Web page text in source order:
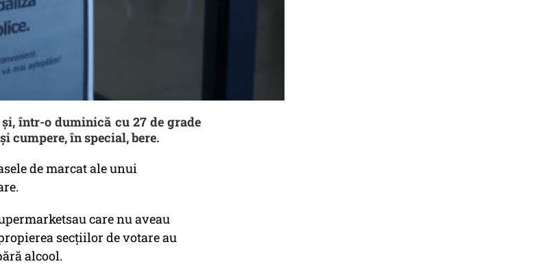
într-o duminică cu 27 de grade
cumpere, în special, bere.
de marcat ale unui
care nu aveau
secțiilor de votare au
alcool.